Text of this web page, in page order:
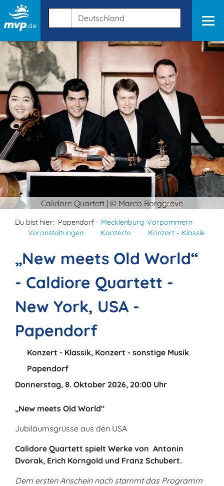
Calidore Quartett | © Marco Borggreve
Du bist hier: Papendorf - Mecklenburg-Vorpommern
Veranstaltungen
Konzerte Konzert - Klassik
„New meets Old World“
- Caldiore Quartett -
New York, USA -
Papendorf
Konzert - Klassik, Konzert - sonstige Musik
Papendorf
Donnerstag, 8. Oktober 2026, 20:00 Uhr
„New meets Old World“
Jubiläumsgrüsse aus den USA
Calidore Quartett spielt Werke von Antonin
Dvorak, Erich Korngold und Franz Schubert.
Dem ersten Anschein nach stammt das Programm